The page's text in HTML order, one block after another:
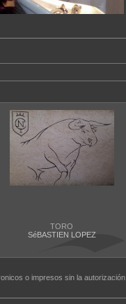
TORO
SéBASTIEN LOPEZ
o impresos sin la autorización